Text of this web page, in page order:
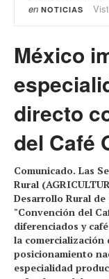
en NOTICIAS
México
directo
del Café
Comunicado. Las
Rural
Desarrollo Rural
"Convención del
diferenciados y
la comercialización
posicionamiento
especialidad